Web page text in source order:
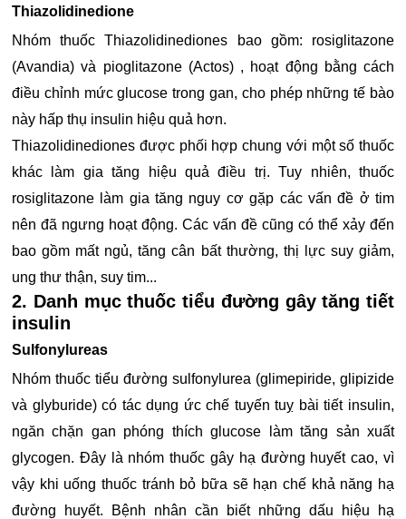
Thiazolidinedione
Nhóm thuốc Thiazolidinediones bao gồm: rosiglitazone
(Avandia) và pioglitazone (Actos) , hoạt động bằng cách
điều chỉnh mức glucose trong gan, cho phép những tế bào
này hấp thụ insulin hiệu quả hơn.
Thiazolidinediones được phối hợp chung với một số thuốc
khác làm gia tăng hiệu quả điều trị. Tuy nhiên, thuốc
rosiglitazone làm gia tăng nguy cơ gặp các vấn đề ở tim
nên đã ngưng hoạt động. Các vấn đề cũng có thể xảy đến
bao gồm mất ngủ, tăng cân bất thường, thị lực suy giảm,
ung thư thận, suy tim...
2. Danh mục thuốc tiểu đường gây tăng tiết
insulin
Sulfonylureas
Nhóm thuốc tiểu đường sulfonylurea (glimepiride, glipizide
và glyburide) có tác dụng ức chế tuyến tuỵ bài tiết insulin,
ngăn chặn gan phóng thích glucose làm tăng sản xuất
glycogen. Đây là nhóm thuốc gây hạ đường huyết cao, vì
vậy khi uống thuốc tránh bỏ bữa sẽ hạn chế khả năng hạ
đường huyết. Bệnh nhân cần biết những dấu hiệu hạ